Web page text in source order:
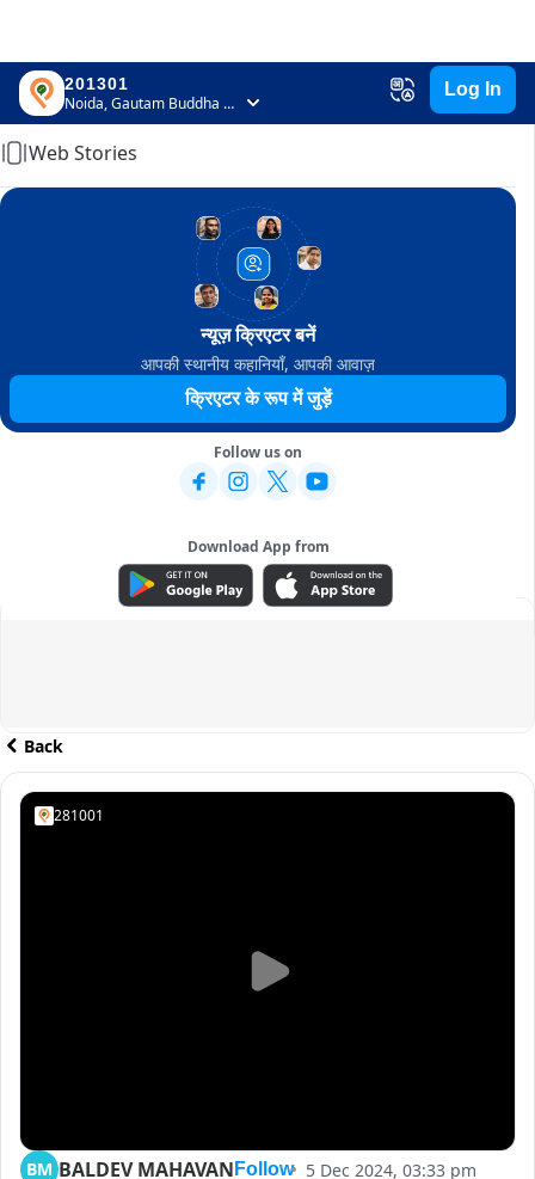
201301
Noida, Gautam Buddha Nagar, Uttar Pradesh
Log In
Home
Web Stories
न्यूज़ क्रिएटर बनें
आपकी स्थानीय कहानियाँ, आपकी आवाज़
क्रिएटर के रूप में जुड़ें
Follow us on
Download App from
ADVERTISEMENT
Back
281001
BM BALDEV MAHAVAN Follow 5 Dec 2024, 03:33 pm